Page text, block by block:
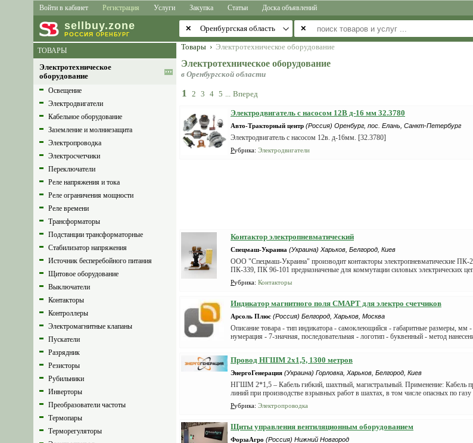
Войти в кабинет Регистрация Услуги Закупка Статьи Доска объявлений
sell buy.zone
РОССИЯ ОРЕНБУРГ
✕ ✕
ТОВАРЫ
Электротехническое
оборудование
Освещение
Электродвигатели
Кабельное оборудование
Заземление и молниезащита
Электропроводка
Электросчетчики
Переключатели
Реле напряжения и тока
Реле ограничения мощности
Реле времени
Трансформаторы
Подстанции трансформаторные
Стабилизатор напряжения
Источник бесперебойного питания
Щитовое оборудование
Выключатели
Контакторы
Контроллеры
Электромагнитные клапаны
Пускатели
Разрядник
Резисторы
Рубильники
Инверторы
Преобразователи частоты
Термопары
Терморегуляторы
Товары › Электротехническое оборудование
Электротехническое оборудование
в Оренбургской области
1 2 3 4 5 ... Вперед
Электродвигатель с насосом 12В д-16 мм 32.3780
Авто-Тракторный центр (Россия) Оренбург, пос. Елань, Санкт-Петербург
Электродвигатель с насосом 12в. д-16мм. [32.3780]
Рубрика: Электродвигатели
Контактор электропневматический
Спецмаш-Украина (Украина) Харьков, Белгород, Киев
ООО "Спецмаш-Украина" производит контакторы электропневматические
ПК-339, ПК 96-101 предназначеные для коммутации силовых электрических
Рубрика: Контакторы
Индикатор магнитного поля СМАРТ для электро счетчиков
Арсоль Плюс (Россия) Белгород, Харьков, Москва
Описание товара - тип индикатора - самоклеющийся - габаритные размеры, мм
нумерация - 7-значная, последовательная - логотип - буквенный - метод
Провод НГШМ 2х1,5, 1300 метров
ЭнергоГенерация (Украина) Горловка, Харьков, Белгород, Киев
НГШМ 2*1,5 – Кабель гибкий, шахтный, магистральный. Применение: Кабель
линий при производстве взрывных работ в шахтах, в том числе опасных по
Рубрика: Электропроводка
Щиты управления вентиляционным оборудованием
ФорзаАгро (Россия) Нижний Новгород